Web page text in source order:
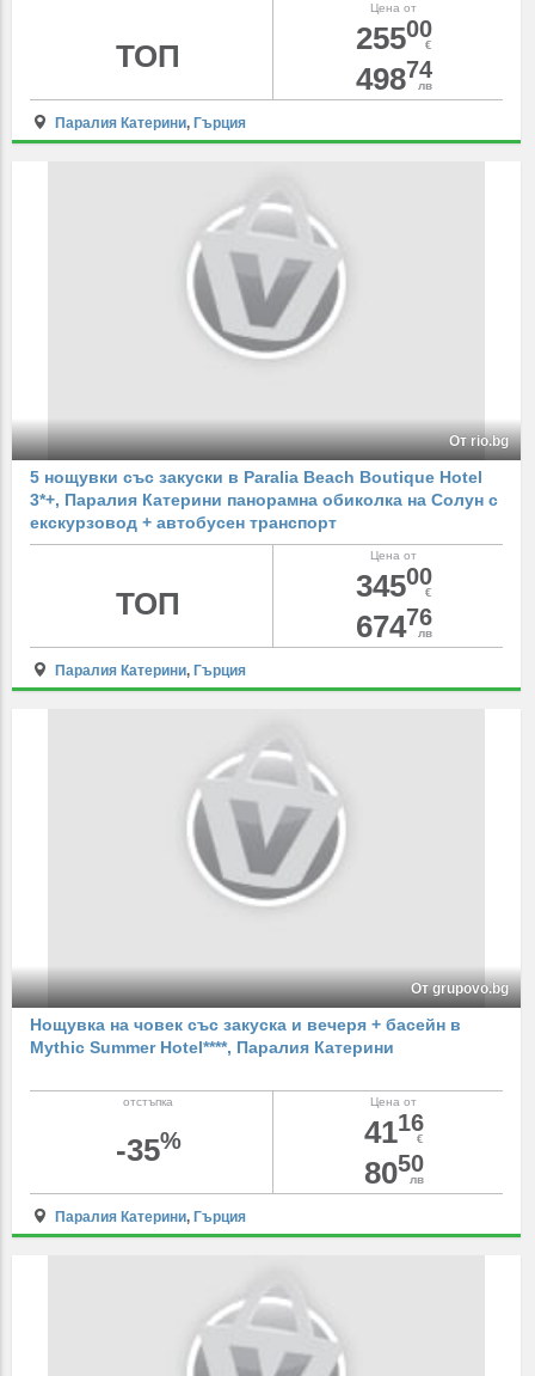
Цена от
25500
€
49874
лв
ТОП
Паралия Катерини, Гърция
От rio.bg
5 нощувки със закуски в Paralia Beach Boutique Hotel
3*+, Паралия Катерини панорамна обиколка на Солун с
екскурзовод + автобусен транспорт
Цена от
34500
€
67476
лв
ТОП
Паралия Катерини, Гърция
От grupovo.bg
Нощувка на човек със закуска и вечеря + басейн в
Mythic Summer Hotel****, Паралия Катерини
Цена от
4116
€
8050
лв
отстъпка
-35%
Паралия Катерини, Гърция